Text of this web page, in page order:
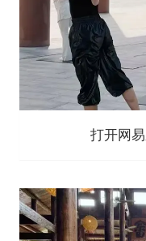
打开网